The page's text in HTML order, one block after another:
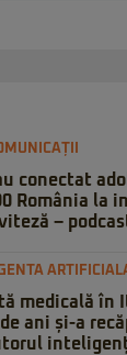
conectat
România la
–
medicală în
ani și-a